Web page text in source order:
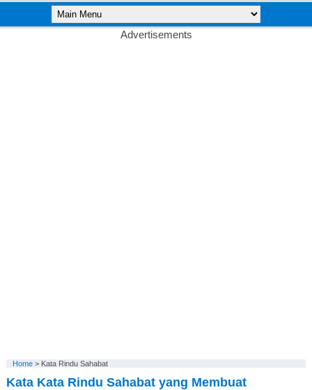
Advertisements
Home> Kata Rindu Sahabat
Kata Kata Rindu Sahabat yang Membuat